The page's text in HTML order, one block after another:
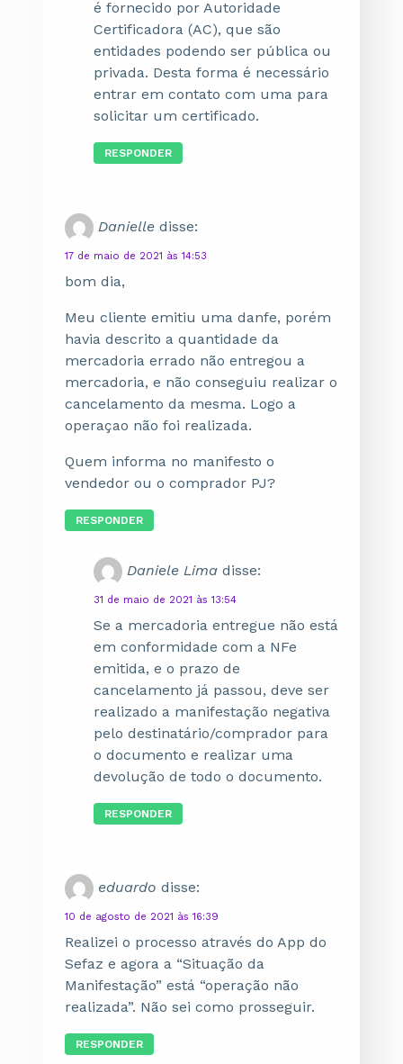
é fornecido por Autoridade
Certificadora (AC), que são
entidades podendo ser pública ou
privada. Desta forma é necessário
entrar em contato com uma para
solicitar um certificado.
RESPONDER
Danielle disse:
17 de maio de 2021 às 14:53
bom dia,
Meu cliente emitiu uma danfe, porém
havia descrito a quantidade da
mercadoria errado não entregou a
mercadoria, e não conseguiu realizar o
cancelamento da mesma. Logo a
operaçao não foi realizada.
Quem informa no manifesto o
vendedor ou o comprador PJ?
RESPONDER
Daniele Lima disse:
31 de maio de 2021 às 13:54
Se a mercadoria entregue não está
em conformidade com a NFe
emitida, e o prazo de
cancelamento já passou, deve ser
realizado a manifestação negativa
pelo destinatário/comprador para
o documento e realizar uma
devolução de todo o documento.
RESPONDER
eduardo disse:
10 de agosto de 2021 às 16:39
Realizei o processo através do App do
Sefaz e agora a “Situação da
Manifestação” está “operação não
realizada”. Não sei como prosseguir.
RESPONDER